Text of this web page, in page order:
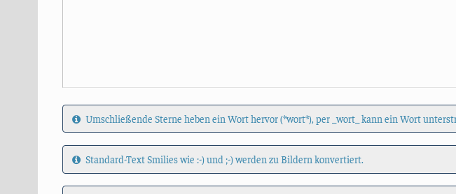
Umschließende Sterne heben ein Wort hervor (*wort*), per _wort_ kann ein Wort
Standard-Text Smilies wie :-) und ;-) werden zu Bildern konvertiert.